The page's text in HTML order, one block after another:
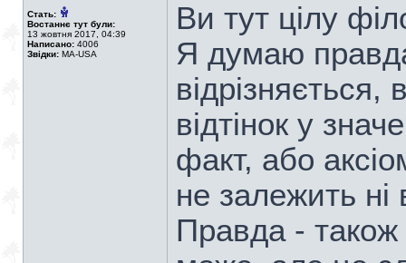
Стать:
Востаннє тут були:
13 жовтня 2017, 04:39
Написано: 4006
Звідки: MA-USA
Ви тут цілу
Я думаю
відтінок у
факт, або
не залежить ні
Правда - також